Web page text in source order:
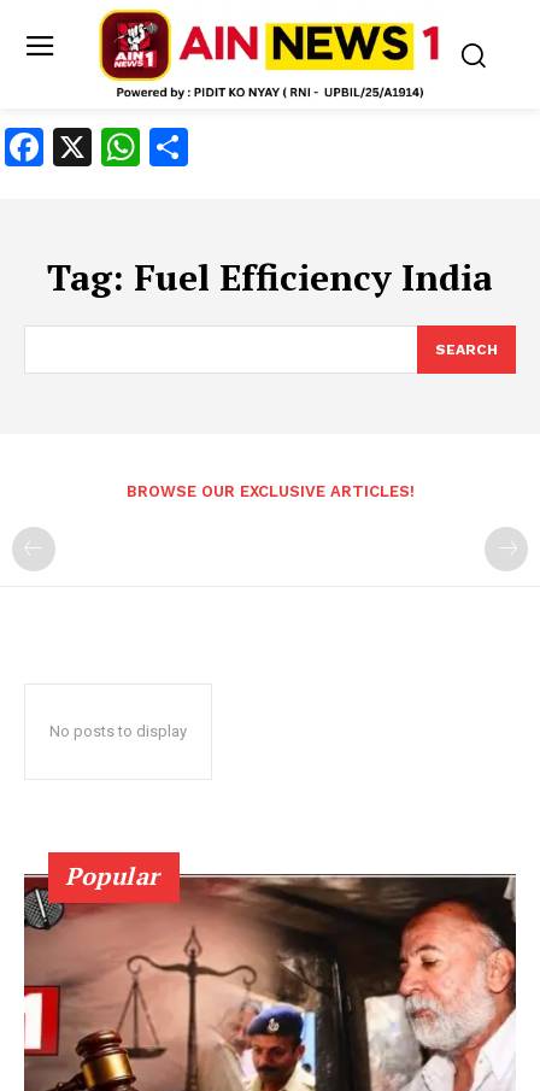
Facebook
X WhatsApp
Tag: Fuel Efficiency India
SEARCH
BROWSE OUR EXCLUSIVE ARTICLES!
No posts to display
Popular